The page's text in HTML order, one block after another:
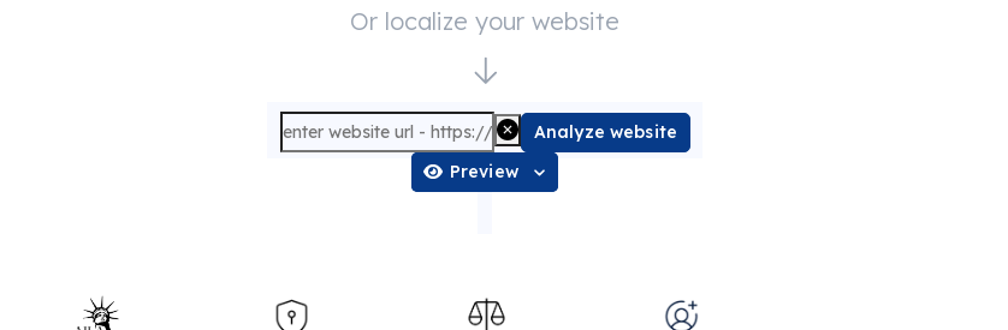
Or localize your website
Analyze website
Preview